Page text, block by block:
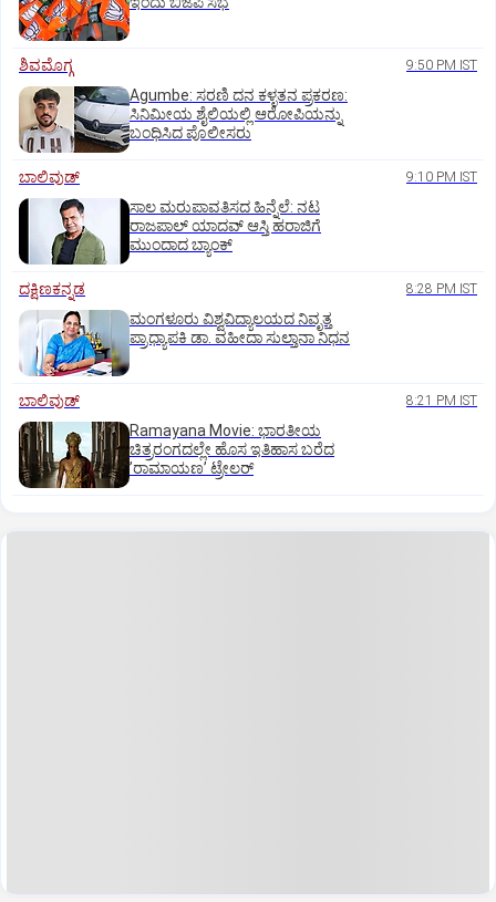
ಶಿವಮೊಗ್ಗ 9:50 PM IST
Agumbe: ಸರಣಿ ದನ ಕಳ್ಳತನ ಪ್ರಕರಣ:
ಸಿನಿಮೀಯ ಶೈಲಿಯಲ್ಲಿ ಆರೋಪಿಯನ್ನು
ಬಂಧಿಸಿದ ಪೊಲೀಸರು
ಬಾಲಿವುಡ್‌ 9:10 PM IST
ಸಾಲ ಮರುಪಾವತಿಸದ ಹಿನ್ನೆಲೆ: ನಟ
ರಾಜಪಾಲ್ ಯಾದವ್‌ ಆಸ್ತಿ ಹರಾಜಿಗೆ
ಮುಂದಾದ ಬ್ಯಾಂಕ್
ದಕ್ಷಿಣಕನ್ನಡ 8:28 PM IST
ಮಂಗಳೂರು ವಿಶ್ವವಿದ್ಯಾಲಯದ ನಿವೃತ್ತ
ಪ್ರಾಧ್ಯಾಪಕಿ ಡಾ. ವಹೀದಾ ಸುಲ್ತಾನಾ ನಿಧನ
ಬಾಲಿವುಡ್‌ 8:21 PM IST
Ramayana Movie: ಭಾರತೀಯ
ಚಿತ್ರರಂಗದಲ್ಲೇ ಹೊಸ ಇತಿಹಾಸ ಬರೆದ
ʼರಾಮಾಯಣʼ ಟ್ರೇಲರ್